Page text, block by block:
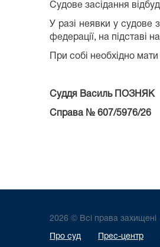
Судове засідання
У разі неявки у судове
федерації, на підставі
При собі необхідно
Суддя Василь ПОЗНЯК
Справа № 607/5976/26
2026 © Всі права захищені
Про суд Прес-центр